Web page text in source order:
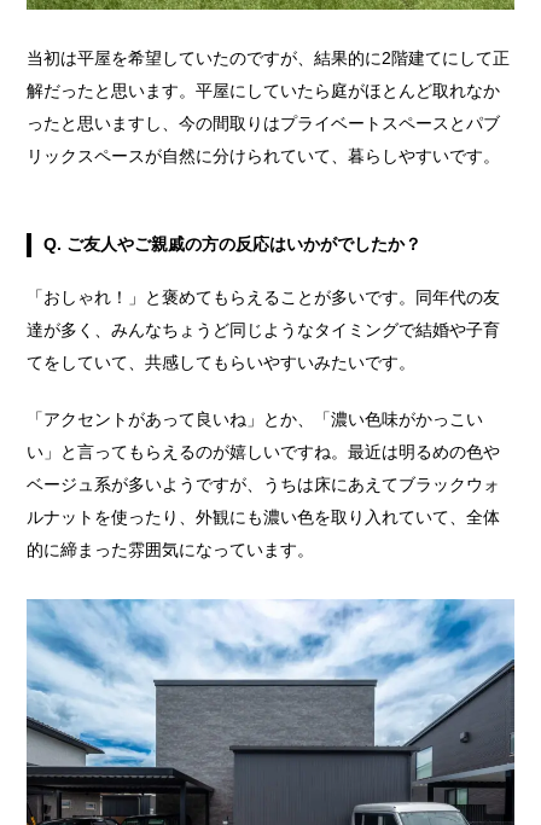
当初は平屋を希望していたのですが、結果的に2階建てにして正
解だったと思います。平屋にしていたら庭がほとんど取れなか
ったと思いますし、今の間取りはプライベートスペースとパブ
リックスペースが自然に分けられていて、暮らしやすいです。
Q. ご友人やご親戚の方の反応はいかがでしたか？
「おしゃれ！」と褒めてもらえることが多いです。同年代の友
達が多く、みんなちょうど同じようなタイミングで結婚や子育
てをしていて、共感してもらいやすいみたいです。
「アクセントがあって良いね」とか、「濃い色味がかっこい
い」と言ってもらえるのが嬉しいですね。最近は明るめの色や
ベージュ系が多いようですが、うちは床にあえてブラックウォ
ルナットを使ったり、外観にも濃い色を取り入れていて、全体
的に締まった雰囲気になっています。